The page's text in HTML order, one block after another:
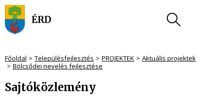
Főoldal Településfejlesztés PROJEKTEK
Aktuális projektek
Bölcsődei nevelés fejlesztése
Sajtóközlemény